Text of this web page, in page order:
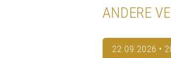
ANDERE
22.09.2026 •